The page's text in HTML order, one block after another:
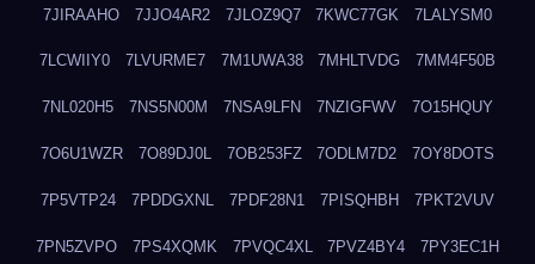
7JIRAAHO 7JJO4AR2 7JLOZ9Q7 7KWC77GK 7LALYSM0
7LCWIIY0 7LVURME7 7M1UWA38 7MHLTVDG 7MM4F50B
7NL020H5 7NS5N00M 7NSA9LFN 7NZIGFWV 7O15HQUY
7O6U1WZR 7O89DJ0L 7OB253FZ 7ODLM7D2 7OY8DOTS
7P5VTP24 7PDDGXNL 7PDF28N1 7PISQHBH 7PKT2VUV
7PN5ZVPO 7PS4XQMK 7PVQC4XL 7PVZ4BY4 7PY3EC1H